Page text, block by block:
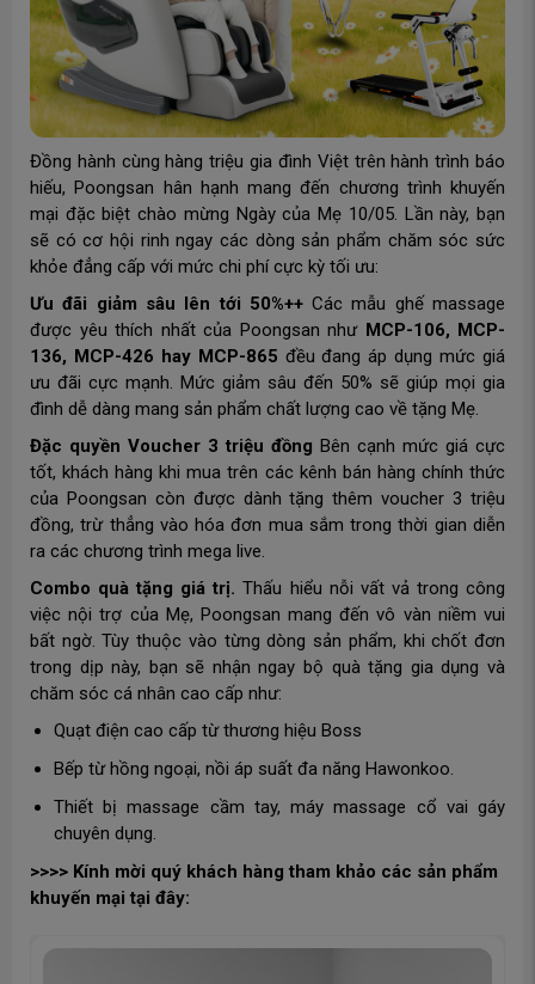
Đồng hành cùng hàng triệu gia đình Việt trên hành trình báo
hiếu, Poongsan hân hạnh mang đến chương trình khuyến
mại đặc biệt chào mừng Ngày của Mẹ 10/05. Lần này, bạn
sẽ có cơ hội rinh ngay các dòng sản phẩm chăm sóc sức
khỏe đẳng cấp với mức chi phí cực kỳ tối ưu:
Ưu đãi giảm sâu lên tới 50%++Các mẫu ghế massage
được yêu thích nhất của Poongsan như MCP-106, MCP-
136, MCP-426 hay MCP-865 đều đang áp dụng mức giá
ưu đãi cực mạnh. Mức giảm sâu đến 50% sẽ giúp mọi gia
đình dễ dàng mang sản phẩm chất lượng cao về tặng Mẹ.
Đặc quyền Voucher 3 triệu đồng Bên cạnh mức giá cực
tốt, khách hàng khi mua trên các kênh bán hàng chính thức
của Poongsan còn được dành tặng thêm voucher 3 triệu
đồng, trừ thẳng vào hóa đơn mua sắm trong thời gian diễn
ra các chương trình mega live.
Combo quà tặng giá trị. Thấu hiểu nỗi vất vả trong công
việc nội trợ của Mẹ, Poongsan mang đến vô vàn niềm vui
bất ngờ. Tùy thuộc vào từng dòng sản phẩm, khi chốt đơn
trong dịp này, bạn sẽ nhận ngay bộ quà tặng gia dụng và
chăm sóc cá nhân cao cấp như:
Quạt điện cao cấp từ thương hiệu Boss
Bếp từ hồng ngoại, nồi áp suất đa năng Hawonkoo.
Thiết bị massage cầm tay, máy massage cổ vai gáy
chuyên dụng.
>>>> Kính mời quý khách hàng tham khảo các sản phẩm
khuyến mại tại đây: